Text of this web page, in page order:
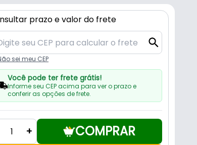
prazo e valor do frete
sei meu CEP
Você pode ter frete grátis!
Informe seu CEP acima para ver o prazo e
conferir as opções de frete.
+ COMPRAR